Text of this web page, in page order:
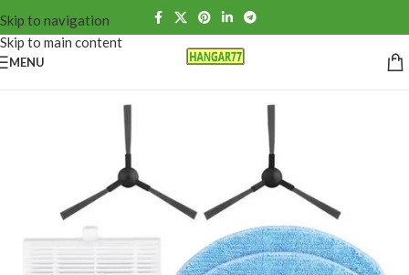
Skip to navigation
Skip to main content
MENU